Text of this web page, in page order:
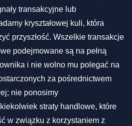
transakcyjne lub
kryształowej kuli, która
przyszłość. Wszelkie transakcje
podejmowane są na pełną
i nie wolno mu polegać na
za pośrednictwem
nie ponosimy
straty handlowe, które
w związku z korzystaniem z